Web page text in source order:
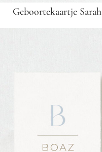
Geboortekaartje Sarah